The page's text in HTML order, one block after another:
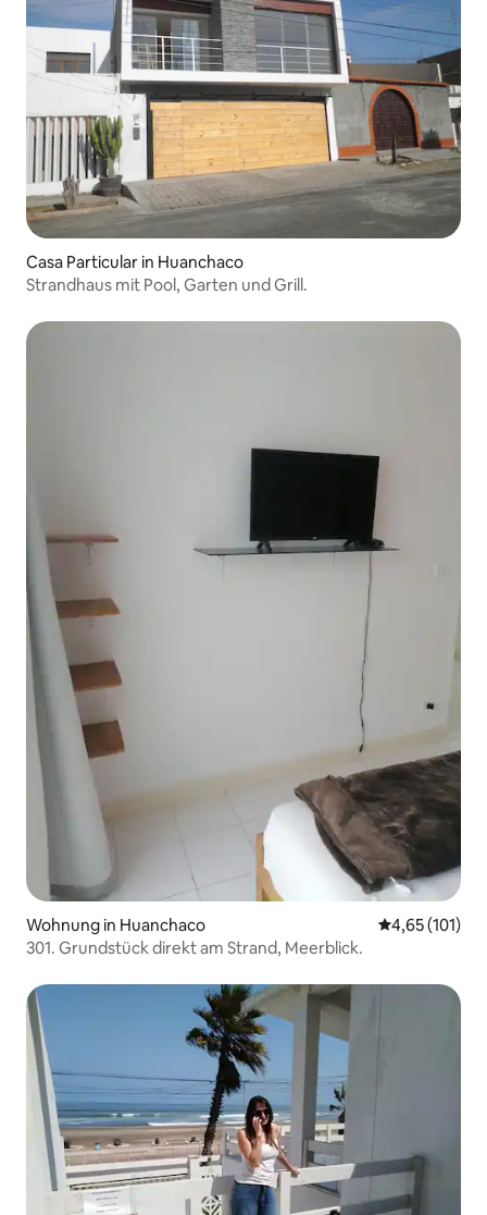
Casa Particular in Huanchaco
Strandhaus mit Pool, Garten und Grill.
Wohnung in Huanchaco
4,65 (101)
301. Grundstück direkt am Strand, Meerblick.